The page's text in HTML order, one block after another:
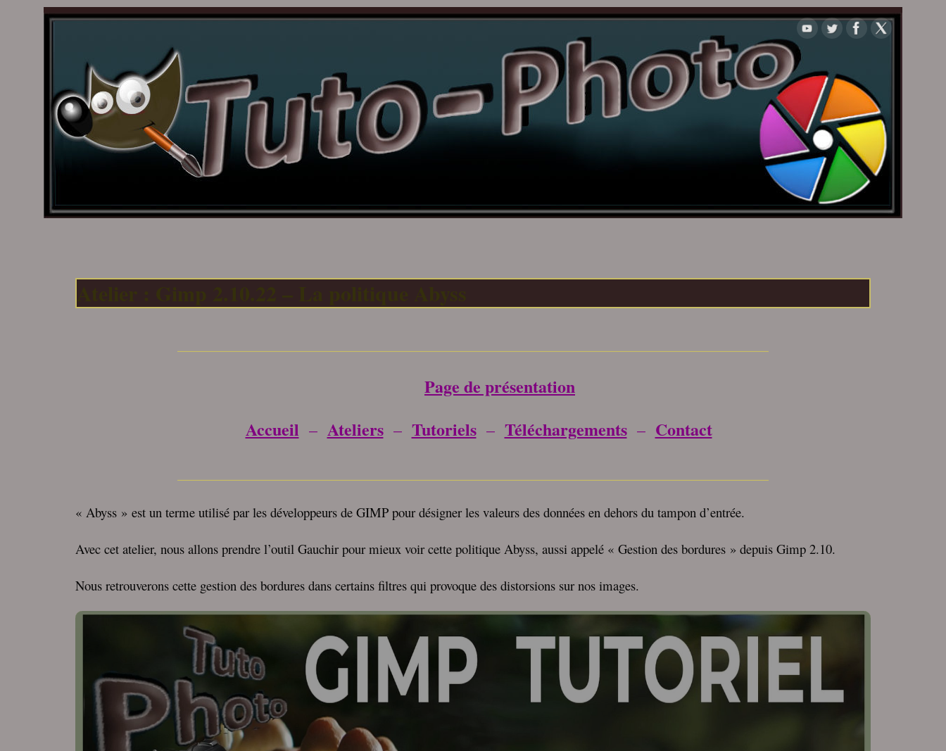
Page de présentation
Accueil – Ateliers– Tutoriels– Téléchargements– Contact
« Abyss » est un terme utilisé par les développeurs de GIMP pour désigner les valeurs des données en dehors du tampon d’entrée.
Avec cet atelier, nous allons prendre l’outil Gauchir pour mieux voir cette politique Abyss, aussi appelé « Gestion des bordures » depuis Gimp 2.10.
Nous retrouverons cette gestion des bordures dans certains filtres qui provoque des distorsions sur nos images.
Lecteur